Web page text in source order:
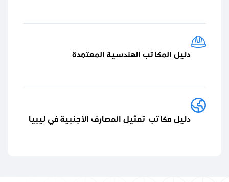
دليل المكاتب الهندسية المعتمدة
دليل مكاتب تمثيل المصارف الأجنبية في ليبيا